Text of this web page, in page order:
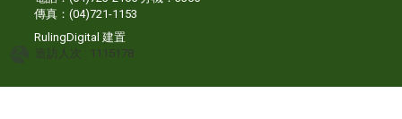
傳真：(04)721-1153
RulingDigital建置
造訪人次 : 1115178